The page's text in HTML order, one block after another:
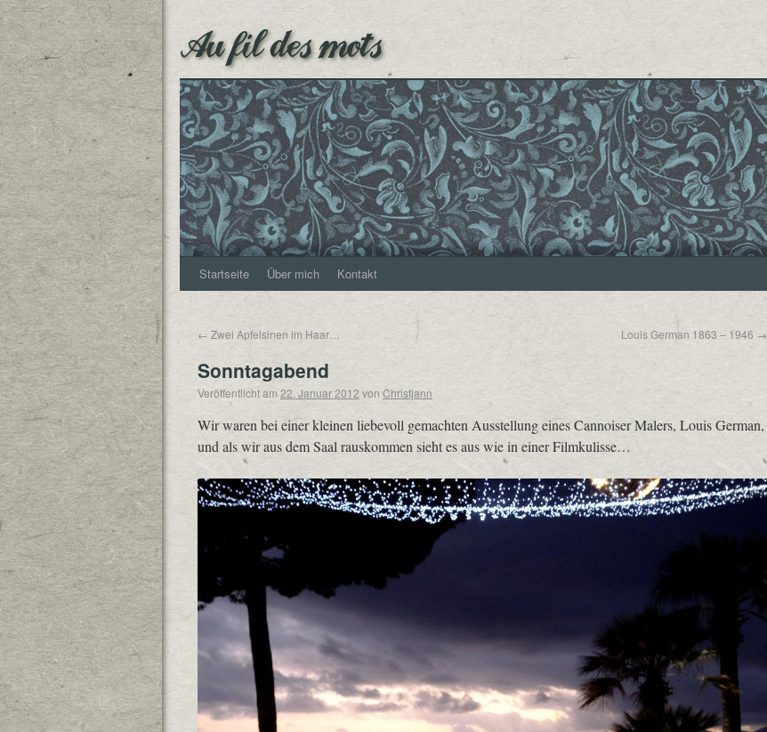
Au fil des mots
Startseite Über mich Kontakt
← Zwei Apfelsinen im Haar… Louis German 1863 – 1946 →
Sonntagabend
Veröffentlicht am 22. Januar 2012 von Christjann
Wir waren bei einer kleinen liebevoll gemachten Ausstellung eines Cannoiser Malers, Louis German,
und als wir aus dem Saal rauskommen sieht es aus wie in einer Filmkulisse…